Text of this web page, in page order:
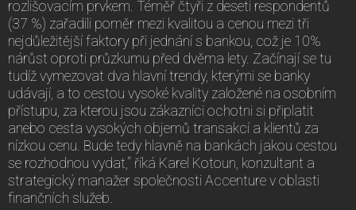
rozlišovacím prvkem. Téměř čtyři z deseti respondentů
(37 %) zařadili poměr mezi kvalitou a cenou mezi tři
nejdůležitější faktory při jednání s bankou, což je 10%
nárůst oproti průzkumu před dvěma lety. Začínají se tu
tudíž vymezovat dva hlavní trendy, kterými se banky
udávají, a to cestou vysoké kvality založené na osobním
přístupu, za kterou jsou zákazníci ochotni si připlatit
anebo cesta vysokých objemů transakcí a klientů za
nízkou cenu. Bude tedy hlavně na bankách jakou cestou
se rozhodnou vydat,“ říká Karel Kotoun, konzultant a
strategický manažer společnosti Accenture v oblasti
finančních služeb.